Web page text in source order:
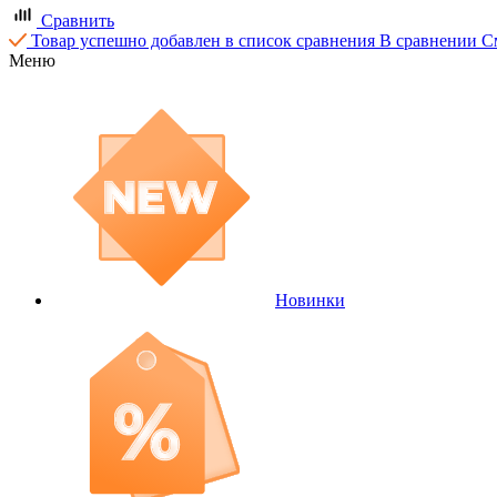
Сравнить
Товар успешно добавлен в список сравнения В сравнении
Меню
Новинки